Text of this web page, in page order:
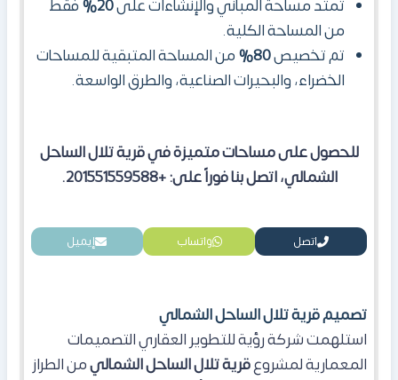
تمتد مساحة المباني والإنشاءات على20%
فقط
من المساحة الكلية.
تم تخصيص80%
من المساحة المتبقية للمساحات
الخضراء، والبحيرات الصناعية، والطرق الواسعة.
للحصول على مساحات متميزة في قرية تلال الساحل
الشمالي، اتصل بنا فوراً على: +201551559588.
اتصل واتساب إيميل
تصميم قرية تلال الساحل الشمالي
استلهمت شركة رؤية للتطوير العقاري التصميمات
المعمارية لمشروعقرية تلال الساحل الشماليمن الطراز